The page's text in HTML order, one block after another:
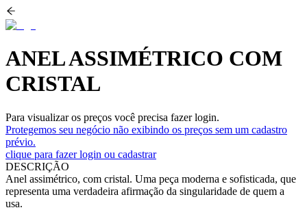
ANEL ASSIMÉTRICO COM
CRISTAL
Para visualizar os preços você precisa fazer login.
Protegemos seu negócio não exibindo os preços sem um cadastro
prévio.
clique para fazer login ou cadastrar
DESCRIÇÃO
Anel assimétrico, com cristal. Uma peça moderna e sofisticada, que
representa uma verdadeira afirmação da singularidade de quem a
usa.